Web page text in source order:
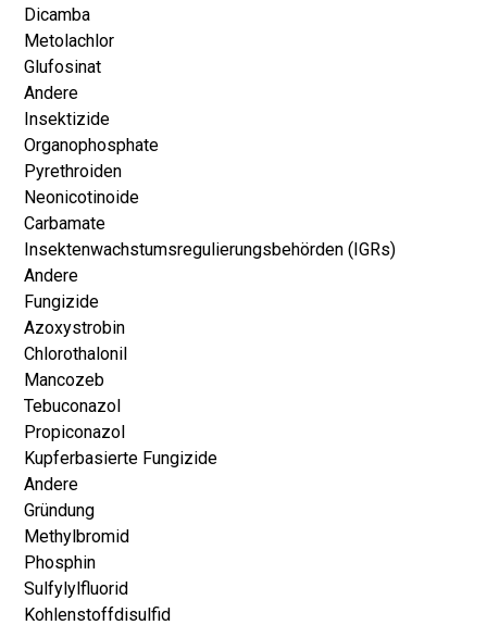
Dicamba
Metolachlor
Glufosinat
Andere
Insektizide
Organophosphate
Pyrethroiden
Neonicotinoide
Carbamate
Insektenwachstumsregulierungsbehörden (IGRs)
Andere
Fungizide
Azoxystrobin
Chlorothalonil
Mancozeb
Tebuconazol
Propiconazol
Kupferbasierte Fungizide
Andere
Gründung
Methylbromid
Phosphin
Sulfylylfluorid
Kohlenstoffdisulfid